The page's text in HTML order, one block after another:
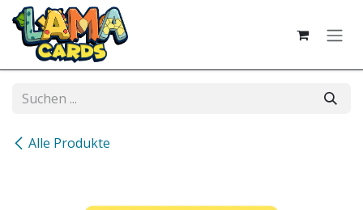
Zum Inhalt springen
Alle Produkte